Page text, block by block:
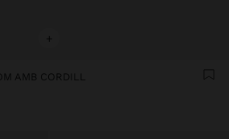
+
AMB CORDILL